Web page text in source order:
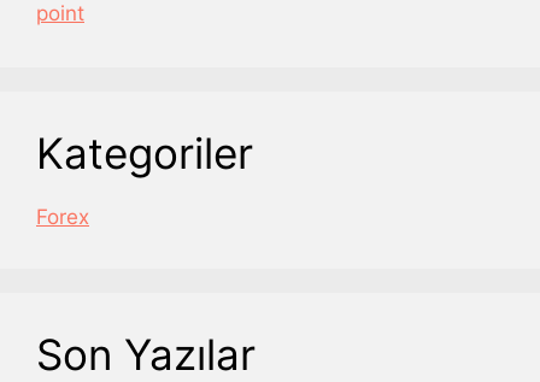
point
Kategoriler
Forex
Son Yazılar